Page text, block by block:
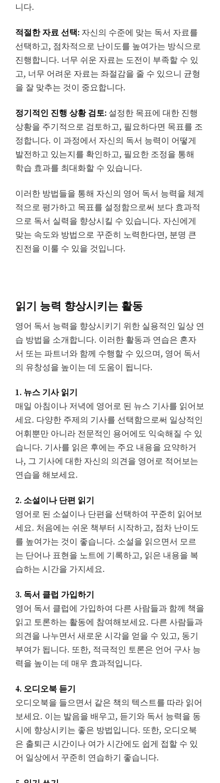
니다.
적절한 자료 선택: 자신의 수준에 맞는 독서 자료를
선택하고, 점차적으로 난이도를 높여가는 방식으로
진행합니다. 너무 쉬운 자료는 도전이 부족할 수 있
고, 너무 어려운 자료는 좌절감을 줄 수 있으니 균형
을 잘 맞추는 것이 중요합니다.
정기적인 진행 상황 검토: 설정한 목표에 대한 진행
상황을 주기적으로 검토하고, 필요하다면 목표를 조
정합니다. 이 과정에서 자신의 독서 능력이 어떻게
발전하고 있는지를 확인하고, 필요한 조정을 통해
학습 효과를 최대화할 수 있습니다.
이러한 방법들을 통해 자신의 영어 독서 능력을 체계
적으로 평가하고 목표를 설정함으로써 보다 효과적
으로 독서 실력을 향상시킬 수 있습니다. 자신에게
맞는 속도와 방법으로 꾸준히 노력한다면, 분명 큰
진전을 이룰 수 있을 것입니다.
읽기 능력 향상시키는 활동
영어 독서 능력을 향상시키기 위한 실용적인 일상 연
습 방법을 소개합니다. 이러한 활동과 연습은 혼자
서 또는 파트너와 함께 수행할 수 있으며, 영어 독서
의 유창성을 높이는 데 도움이 됩니다.
1. 뉴스 기사 읽기
매일 아침이나 저녁에 영어로 된 뉴스 기사를 읽어보
세요. 다양한 주제의 기사를 선택함으로써 일상적인
어휘뿐만 아니라 전문적인 용어에도 익숙해질 수 있
습니다. 기사를 읽은 후에는 주요 내용을 요약하거
나, 그 기사에 대한 자신의 의견을 영어로 적어보는
연습을 해보세요.
2. 소설이나 단편 읽기
영어로 된 소설이나 단편을 선택하여 꾸준히 읽어보
세요. 처음에는 쉬운 책부터 시작하고, 점차 난이도
를 높여가는 것이 좋습니다. 소설을 읽으면서 모르
는 단어나 표현을 노트에 기록하고, 읽은 내용을 복
습하는 시간을 가지세요.
3. 독서 클럽 가입하기
영어 독서 클럽에 가입하여 다른 사람들과 함께 책을
읽고 토론하는 활동에 참여해보세요. 다른 사람들과
의견을 나누면서 새로운 시각을 얻을 수 있고, 동기
부여가 됩니다. 또한, 적극적인 토론은 언어 구사 능
력을 높이는 데 매우 효과적입니다.
4. 오디오북 듣기
오디오북을 들으면서 같은 책의 텍스트를 따라 읽어
보세요. 이는 발음을 배우고, 듣기와 독서 능력을 동
시에 향상시키는 좋은 방법입니다. 또한, 오디오북
은 출퇴근 시간이나 여가 시간에도 쉽게 접할 수 있
어 일상에서 꾸준히 연습하기 좋습니다.